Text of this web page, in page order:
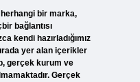
bir marka,
bağlantısı
kendi hazırladığımız
yer alan içerikler
gerçek kurum ve
Gerçek